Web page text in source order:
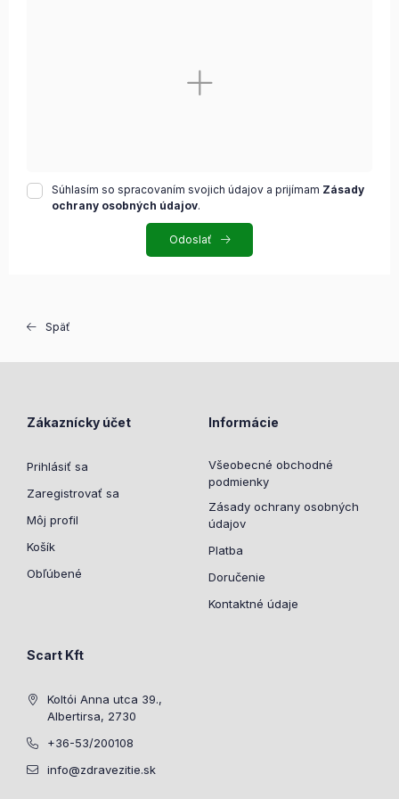
Súhlasím so spracovaním svojich údajov a prijímam Zásady
ochrany osobných údajov.
Odoslať
Späť
Zákaznícky účet
Prihlásiť sa
Zaregistrovať sa
Môj profil
Košík
Obľúbené
Informácie
Všeobecné obchodné
podmienky
Zásady ochrany osobných
údajov
Platba
Doručenie
Kontaktné údaje
Scart Kft
Koltói Anna utca 39.,
Albertirsa, 2730
+36-53/200108
info@zdravezitie.sk